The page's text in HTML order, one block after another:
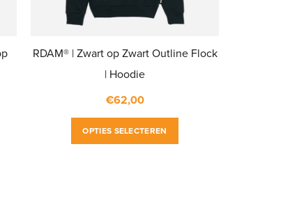
RDAM® | Zwart op Zwart Outline Flock
| Hoodie
€62,00
OPTIES SELECTEREN
product